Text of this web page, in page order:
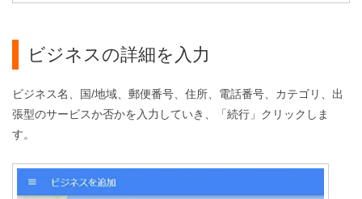
ビジネスの詳細を入力
ビジネス名、国/地域、郵便番号、住所、電話番号、カテゴリ、出
張型のサービスか否かを入力していき、「続行」クリックしま
す。